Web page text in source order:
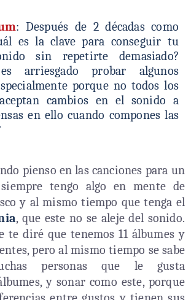
: Después de 2 décadas como
es la clave para conseguir tu
sin repetirte demasiado?
arriesgado probar algunos
porque no todos los
cambios en el sonido a
en ello cuando compones las
pienso en las canciones para un
tengo algo en mente de
y al mismo tiempo que tenga el
, que este no se aleje del sonido.
te diré que tenemos 11 álbumes y
pero al mismo tiempo se sabe
personas que le gusta
y sonar como este, porque